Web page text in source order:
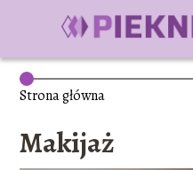
Strona główna
Makijaż